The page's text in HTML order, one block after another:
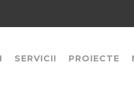
SERVICII PROIECTE